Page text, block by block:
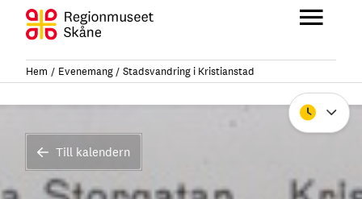
Hoppa
innehåll
Stäng
Hem Evenemang Stadsvandring i Kristianstad
Till kalendern